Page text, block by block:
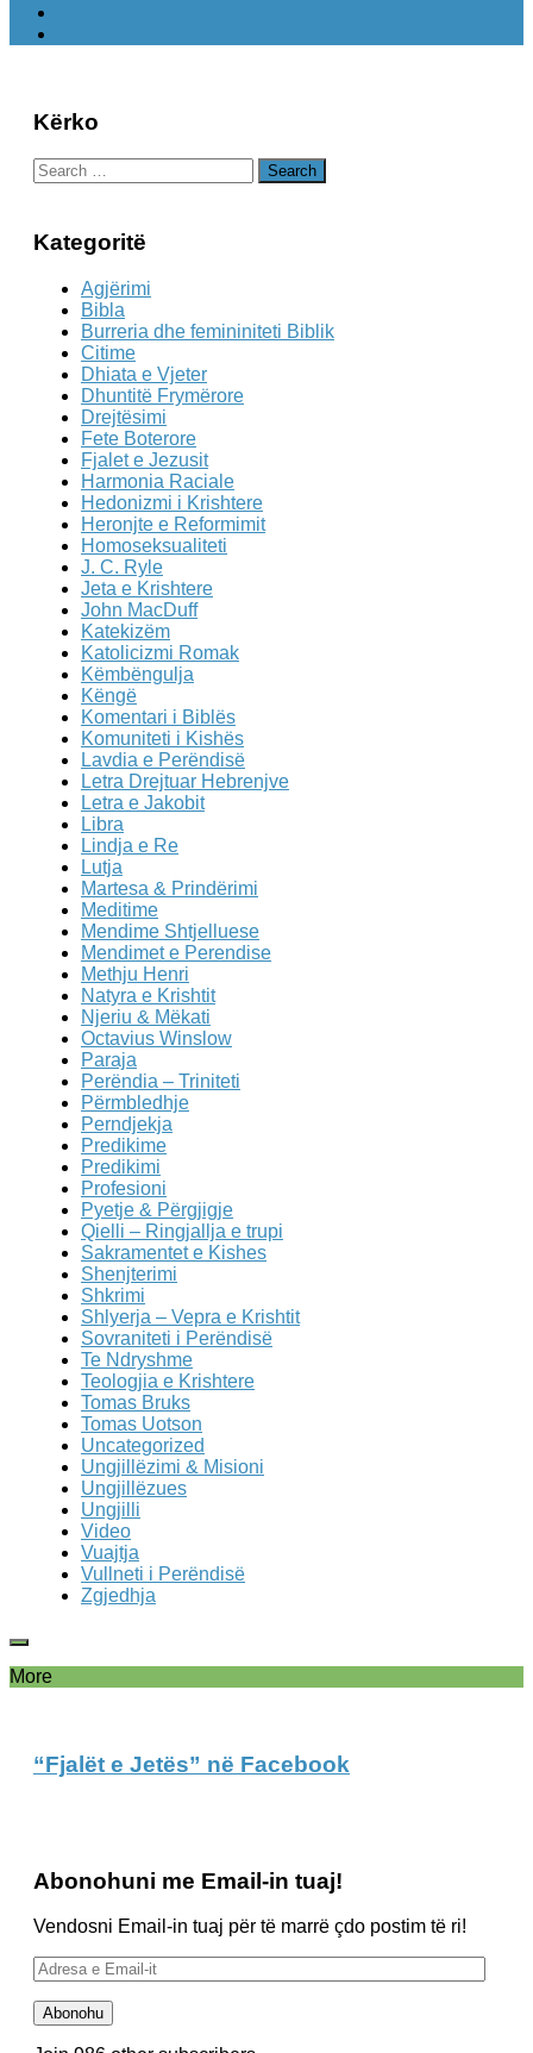
Kërko
Search
for:
Kategoritë
Agjërimi
Bibla
Burreria dhe femininiteti Biblik
Citime
Dhiata e Vjeter
Dhuntitë Frymërore
Drejtësimi
Fete Boterore
Fjalet e Jezusit
Harmonia Raciale
Hedonizmi i Krishtere
Heronjte e Reformimit
Homoseksualiteti
J. C. Ryle
Jeta e Krishtere
John MacDuff
Katekizëm
Katolicizmi Romak
Këmbëngulja
Këngë
Komentari i Biblës
Komuniteti i Kishës
Lavdia e Perëndisë
Letra Drejtuar Hebrenjve
Letra e Jakobit
Libra
Lindja e Re
Lutja
Martesa & Prindërimi
Meditime
Mendime Shtjelluese
Mendimet e Perendise
Methju Henri
Natyra e Krishtit
Njeriu & Mëkati
Octavius Winslow
Paraja
Perëndia – Triniteti
Përmbledhje
Perndjekja
Predikime
Predikimi
Profesioni
Pyetje & Përgjigje
Qielli – Ringjallja e trupi
Sakramentet e Kishes
Shenjterimi
Shkrimi
Shlyerja – Vepra e Krishtit
Sovraniteti i Perëndisë
Te Ndryshme
Teologjia e Krishtere
Tomas Bruks
Tomas Uotson
Uncategorized
Ungjillëzimi & Misioni
Ungjillëzues
Ungjilli
Video
Vuajtja
Vullneti i Perëndisë
Zgjedhja
More
“Fjalët e Jetës” në Facebook
Abonohuni me Email-in tuaj!
Vendosni Email-in tuaj për të marrë çdo postim të ri!
Adresa
e
Email-
it
Abonohu